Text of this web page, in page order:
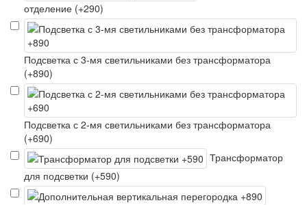
отделение (+290)
Подсветка с 3-мя светильниками без трансформатора
(+890)
Подсветка с 2-мя светильниками без трансформатора
(+690)
Трансформатор
для подсветки (+590)